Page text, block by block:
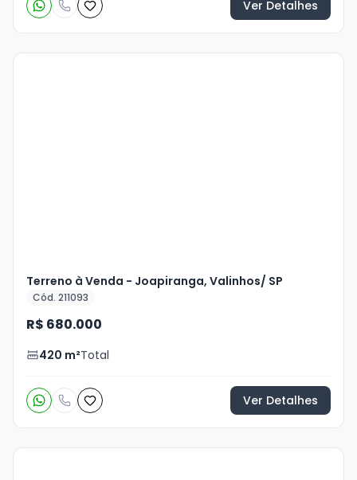
Ver Detalhes
Terreno à Venda - Joapiranga, Valinhos/ SP
Cód. 211093
R$ 680.000
420 m²Total
Ver Detalhes